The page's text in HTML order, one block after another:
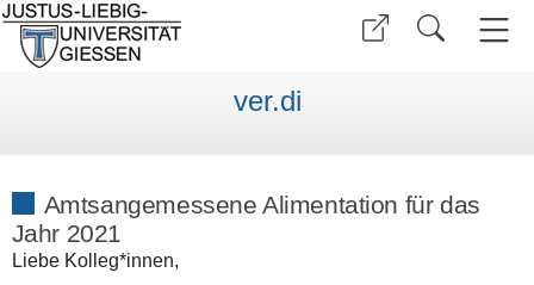
ver.di
Amtsangemessene Alimentation für das
Jahr 2021
Liebe Kolleg*innen,